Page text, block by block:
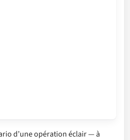
d’une opération éclair — à